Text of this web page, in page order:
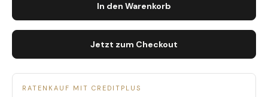
In den Warenkorb
Jetzt zum Checkout
RATENKAUF MIT CREDITPLUS